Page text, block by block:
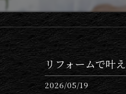
リフォームで叶
2026/05/19